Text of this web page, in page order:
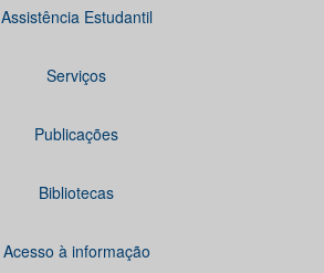
Assistência Estudantil
Serviços
Publicações
Bibliotecas
Acesso à informação